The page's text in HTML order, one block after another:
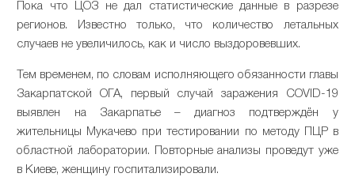
Пока что ЦОЗ не дал статистические данные в разрезе
регионов. Известно только, что количество летальных
случаев не увеличилось, как и число выздоровевших.
Тем временем, по словам исполняющего обязанности главы
Закарпатской ОГА, первый случай заражения COVID-19
выявлен на Закарпатье – диагноз подтверждён у
жительницы Мукачево при тестировании по методу ПЦР в
областной лаборатории. Повторные анализы проведут уже
в Киеве, женщину госпитализировали.